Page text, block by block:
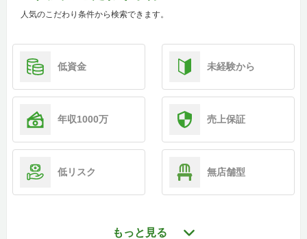
人気のこだわり条件から検索できます。
低資金 未経験から
年収1000万 売上保証
低リスク 無店舗型
もっと見る